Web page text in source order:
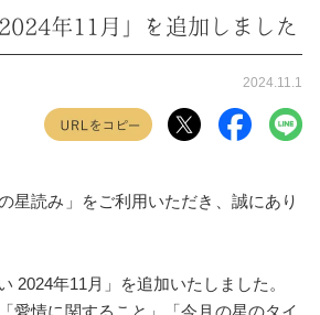
年11月」を追加しました
2024.11.1
星読み」をご利用いただき、誠にあり
2024年11月」を追加いたしました。
愛情に関すること」「今月の星のタイ